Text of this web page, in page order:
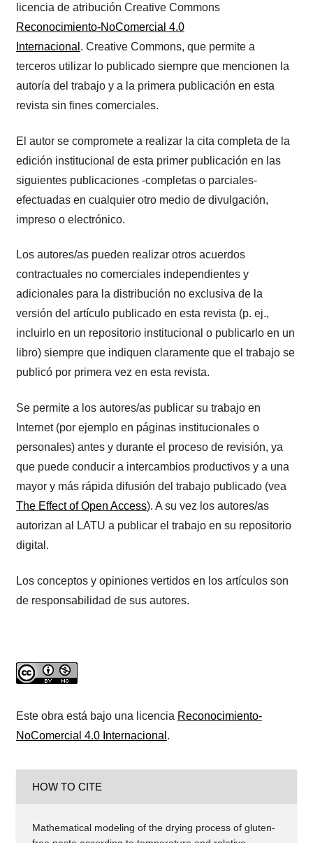
licencia de atribución Creative Commons
Reconocimiento-NoComercial 4.0
Internacional . Creative Commons, que permite a
terceros utilizar lo publicado siempre que mencionen la
autoría del trabajo y a la primera publicación en esta
revista sin fines comerciales.
El autor se compromete a realizar la cita completa de la
edición institucional de esta primer publicación en las
siguientes publicaciones -completas o parciales-
efectuadas en cualquier otro medio de divulgación,
impreso o electrónico.
Los autores/as pueden realizar otros acuerdos
contractuales no comerciales independientes y
adicionales para la distribución no exclusiva de la
versión del artículo publicado en esta revista (p. ej.,
incluirlo en un repositorio institucional o publicarlo en un
libro) siempre que indiquen claramente que el trabajo se
publicó por primera vez en esta revista.
Se permite a los autores/as publicar su trabajo en
Internet (por ejemplo en páginas institucionales o
personales) antes y durante el proceso de revisión, ya
que puede conducir a intercambios productivos y a una
mayor y más rápida difusión del trabajo publicado (vea
The Effect of Open Access). A su vez los autores/as
autorizan al LATU a publicar el trabajo en su repositorio
digital.
Los conceptos y opiniones vertidos en los artículos son
de responsabilidad de sus autores.
Este obra está bajo una licencia Reconocimiento-
NoComercial 4.0 Internacional .
HOW TO CITE
Mathematical modeling of the drying process of gluten-